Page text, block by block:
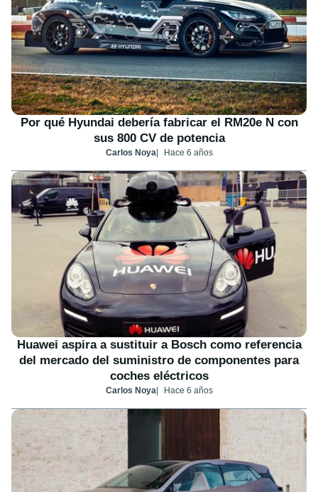
Por qué Hyundai debería fabricar el RM20e N con
sus 800 CV de potencia
Carlos Noya Hace 6 años
Huawei aspira a sustituir a Bosch como referencia
del mercado del suministro de componentes para
coches eléctricos
Carlos Noya Hace 6 años